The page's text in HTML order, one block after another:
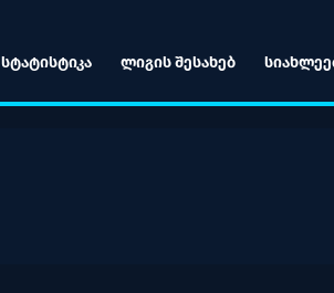
ᲚᲘᲒᲘᲡ ᲨᲔᲡᲐᲮᲔᲑ
ᲡᲢᲐᲢᲘᲡᲢᲘᲙᲐ